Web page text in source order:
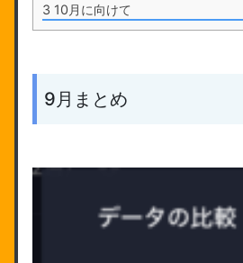
3 10月に向けて
9月まとめ